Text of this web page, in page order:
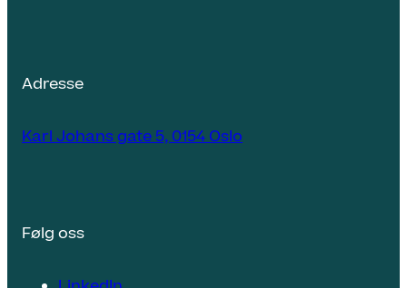
Adresse
Karl Johans gate 5, 0154 Oslo
Følg oss